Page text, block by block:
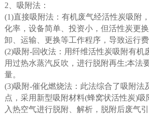
2、吸附法：
(1)直接吸附法：有机废气经活性炭吸附
化率，设备简单、投资小，但活性炭更
卸、运输、更换等工作程序，导致运行费
(2)吸附-回收法：用纤维活性炭吸附有机
用过热水蒸汽反吹，进行脱附再生;本法
量。
(3)吸附-催化燃烧法：此法综合了吸附法
点，采用新型吸附材料(蜂窝状活性炭)吸
入热空气进行脱附、解析，脱附后废气